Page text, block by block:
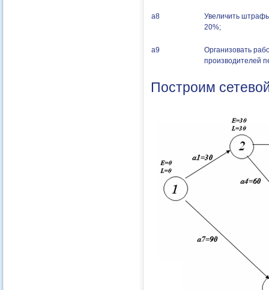
а8
Увеличить
20%;
а9
Организовать
производителей
Построим